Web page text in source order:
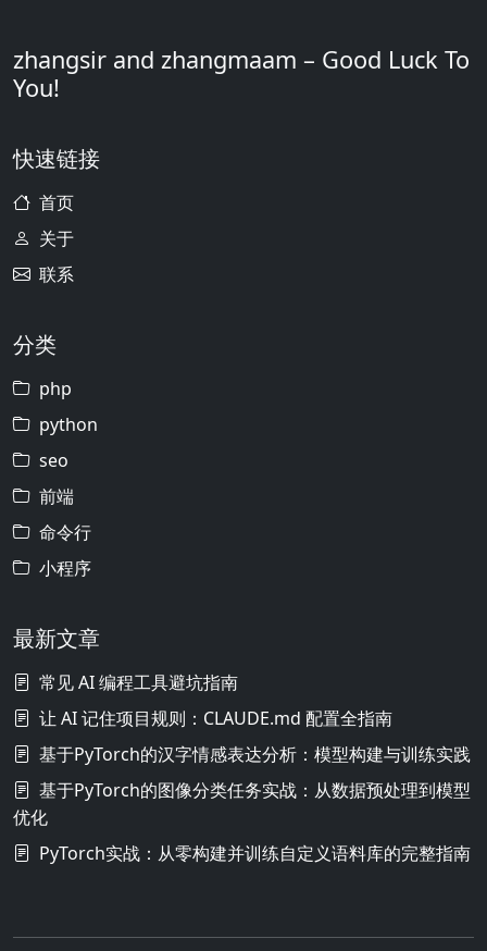
zhangsir and zhangmaam – Good Luck To
You!
快速链接
首页
关于
联系
分类
php
python
seo
前端
命令行
小程序
最新文章
常见 AI 编程工具避坑指南
让 AI 记住项目规则：CLAUDE.md 配置全指南
基于PyTorch的汉字情感表达分析：模型构建与训练实践
基于PyTorch的图像分类任务实战：从数据预处理到模型
优化
PyTorch实战：从零构建并训练自定义语料库的完整指南